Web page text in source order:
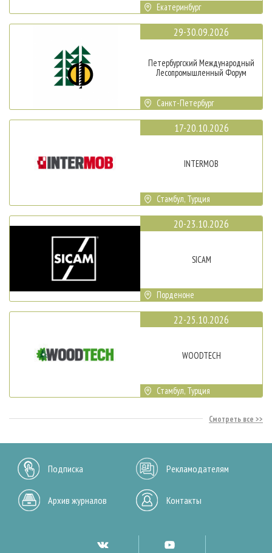
Екатеринбург
29-30.09.2026
Петербургский Международный
Лесопромышленный Форум
Санкт-Петербург
17-20.10.2026
INTERMOB
Стамбул, Турция
20-23.10.2026
SICAM
Порденоне
22-25.10.2026
WOODTECH
Стамбул, Турция
Смотреть все
Подписка Рекламодателям
Архив журналов Контакты